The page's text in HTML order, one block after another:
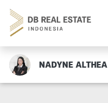
NADYNE ALTHEA